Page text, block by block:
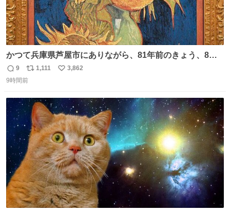
かつて兵庫県芦屋市にありながら、81年前のきょう、8月6
日の阪神大空襲の折に残念ながら焼失した、 #ゴッホ の幻
の「 #ヒマワリ 」。 当館は、東京都にある武者小路実篤記
り陶板で原寸大に再現し、2014年より展示しています。 #
大塚国際美術館
返
信
9
リ
ポ
ト
数
1,111
い
数
3,862
9時間前